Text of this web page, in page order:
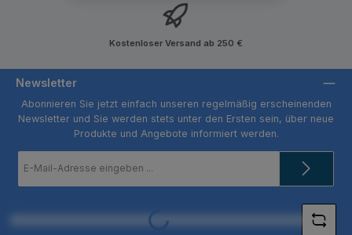
Kostenloser Versand ab 250 €
Newsletter
Abonnieren Sie jetzt einfach unseren regelmäßig erscheinenden
Newsletter und Sie werden stets unter den Ersten sein, über neue
Produkte und Angebote informiert werden.
Mail-